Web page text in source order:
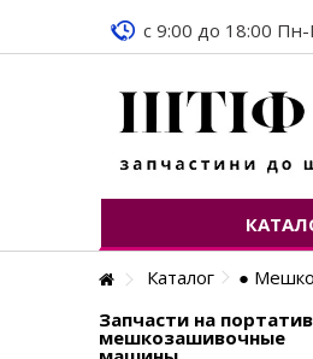
c 9:00 до 18:00
Каталог ●
Запчасти на
мешкозашивочные